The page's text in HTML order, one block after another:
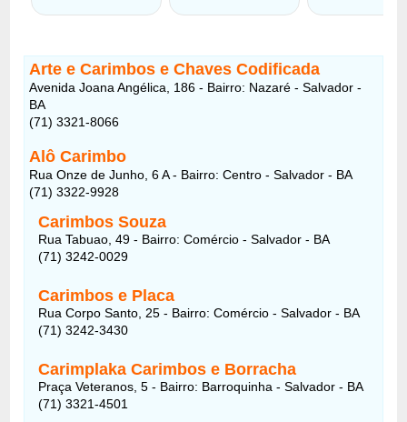
Arte e Carimbos e Chaves Codificada
Avenida Joana Angélica, 186 - Bairro: Nazaré - Salvador -
BA
(71) 3321-8066
Alô Carimbo
Rua Onze de Junho, 6 A - Bairro: Centro - Salvador - BA
(71) 3322-9928
Carimbos Souza
Rua Tabuao, 49 - Bairro: Comércio - Salvador - BA
(71) 3242-0029
Carimbos e Placa
Rua Corpo Santo, 25 - Bairro: Comércio - Salvador - BA
(71) 3242-3430
Carimplaka Carimbos e Borracha
Praça Veteranos, 5 - Bairro: Barroquinha - Salvador - BA
(71) 3321-4501